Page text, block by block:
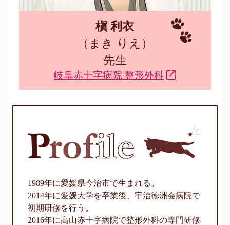
1989年に愛媛県今治市で生まれる。
2014年に愛媛大学を卒業後、宇治徳洲会病院で
初期研修を行う。
2016年に高山赤十字病院で整形外科の専門研修
槇 利衣
（まき りえ）
先生
岐阜赤十字病院 整形外科